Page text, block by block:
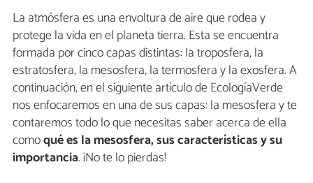
La atmósfera es una envoltura de aire que rodea y
protege la vida en el planeta tierra. Esta se encuentra
formada por cinco capas distintas: la troposfera, la
estratosfera, la mesosfera, la termosfera y la exosfera. A
continuación, en el siguiente artículo de EcologíaVerde
nos enfocaremos en una de sus capas: la mesosfera y te
contaremos todo lo que necesitas saber acerca de ella
comoqué es la mesosfera, sus características y su
importancia. ¡No te lo pierdas!